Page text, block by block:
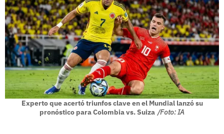
Experto que acertó triunfos clave en el Mundial lanzó su
pronóstico para Colombia vs. Suiza /Foto: IA